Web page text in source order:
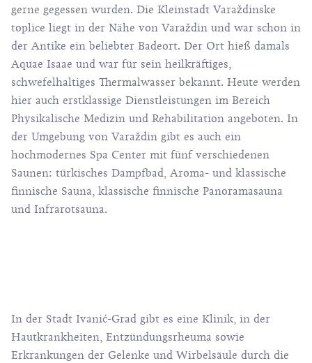
gerne gegessen wurden. Die Kleinstadt Varaždinske
toplice liegt in der Nähe von Varaždin und war schon in
der Antike ein beliebter Badeort. Der Ort hieß damals
Aquae Isaae und war für sein heilkräftiges,
schwefelhaltiges Thermalwasser bekannt. Heute werden
hier auch erstklassige Dienstleistungen im Bereich
Physikalische Medizin und Rehabilitation angeboten. In
der Umgebung von Varaždin gibt es auch ein
hochmodernes Spa Center mit fünf verschiedenen
Saunen: türkisches Dampfbad, Aroma- und klassische
finnische Sauna, klassische finnische Panoramasauna
und Infrarotsauna.
In der Stadt Ivanić-Grad gibt es eine Klinik, in der
Hautkrankheiten, Entzündungsrheuma sowie
Erkrankungen der Gelenke und Wirbelsäule durch die